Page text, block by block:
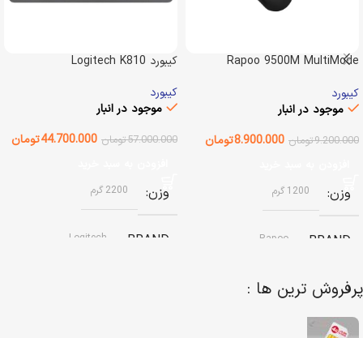
Rapoo 9500M MultiMode
کیبورد
موجود در انبار
9.200.000تومان 8.900.000تومان
وزن 1200 گرم
BRAND
Rapoo
نوع باتری
باتری قابل شارژ داخلی
کیبورد Logitech K810
کیبورد
موجود در انبار
57.000.000تومان 44.700.000تومان
وزن 2200 گرم
BRAND
Logitech
پرفروش ترین ها :